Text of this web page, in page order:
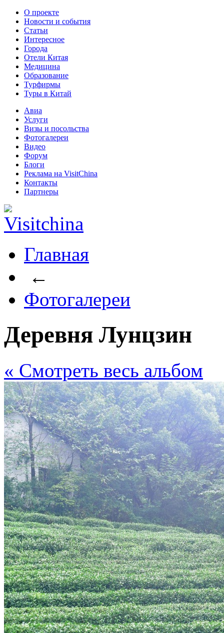
О проекте
Новости и события
Статьи
Интересное
Города
Отели Китая
Медицина
Образование
Турфирмы
Туры в Китай
Авиа
Услуги
Визы и посольства
Фотогалереи
Видео
Форум
Блоги
Реклама на VisitChina
Контакты
Партнеры
Главная
←
Фотогалереи
Деревня Лунцзин
« Cмотреть весь альбом